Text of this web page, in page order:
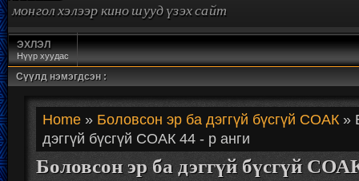
монгол хэлээр кино шууд үзэх сайт
ЭХЛЭЛ
Нүүр хуудас
Сүүлд нэмэгдсэн :
Home » Боловсон эр ба дэггүй бүсгүй СОАК »
дэггүй бүсгүй СОАК 44 - р анги
Боловсон эр ба дэггүй бүсгүй